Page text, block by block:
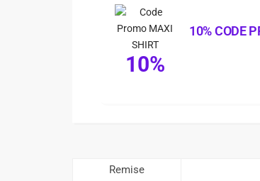
10%
10% CODE
Remise